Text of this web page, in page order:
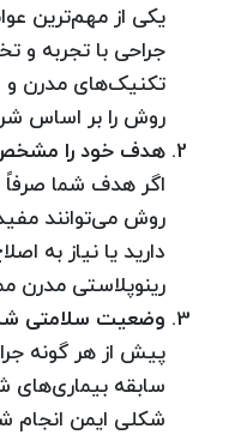
یکی از مهم‌ترین
جراحی با تجربه و
تکنیک‌های مدرن و
روش را بر اساس
هدف خود را
اگر هدف شما صرفاً
روش می‌توانند
دارید یا نیاز به
رینوپلاستی مدرن
وضعیت سلامتی
پیش از هر گونه
سابقه بیماری‌های
شکلی ایمن انجام